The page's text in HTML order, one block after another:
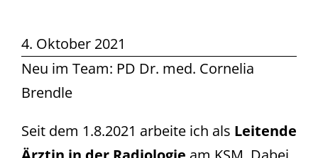
4. Oktober 2021
Neu im Team: PD Dr. med. Cornelia
Brendle
Seit dem 1.8.2021 arbeite ich als Leitende